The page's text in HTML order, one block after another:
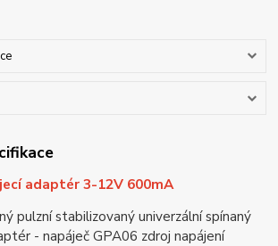
adaptér 3-12V 600mA
pulzní stabilizovaný univerzální spínaný
- napáječ GPA06 zdroj napájení